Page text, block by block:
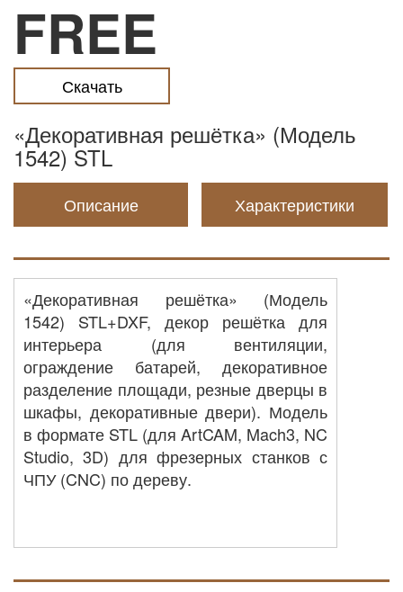
FREE
Скачать
«Декоративная решётка» (Модель
1542) STL
Описание Характеристики
«Декоративная решётка» (Модель
1542) STL+DXF, декор решётка для
интерьера (для вентиляции,
ограждение батарей, декоративное
разделение площади, резные дверцы в
шкафы, декоративные двери). Модель
в формате STL (для ArtCAM, Mach3, NC
Studio, 3D) для фрезерных станков с
ЧПУ (CNC) по дереву.